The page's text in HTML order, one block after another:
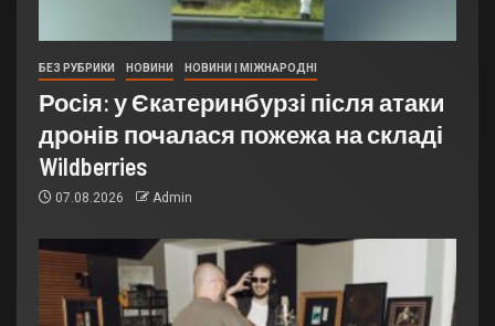
БЕЗ РУБРИКИ НОВИНИ НОВИНИ | МІЖНАРОДНІ
Росія: у Єкатеринбурзі після атаки
дронів почалася пожежа на складі
Wildberries
07.08.2026 Admin